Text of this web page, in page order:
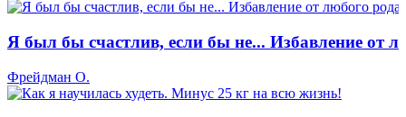
Я был бы счастлив, если бы не... Избавление от
Фрейдман О.